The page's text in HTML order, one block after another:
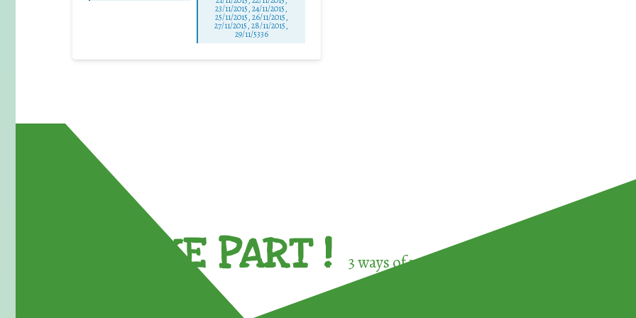
23/11/2015, 24/11/2015,
25/11/2015, 26/11/2015,
27/11/2015, 28/11/2015,
29/11/5336
TAKE PART ! 3 ways of participating in the